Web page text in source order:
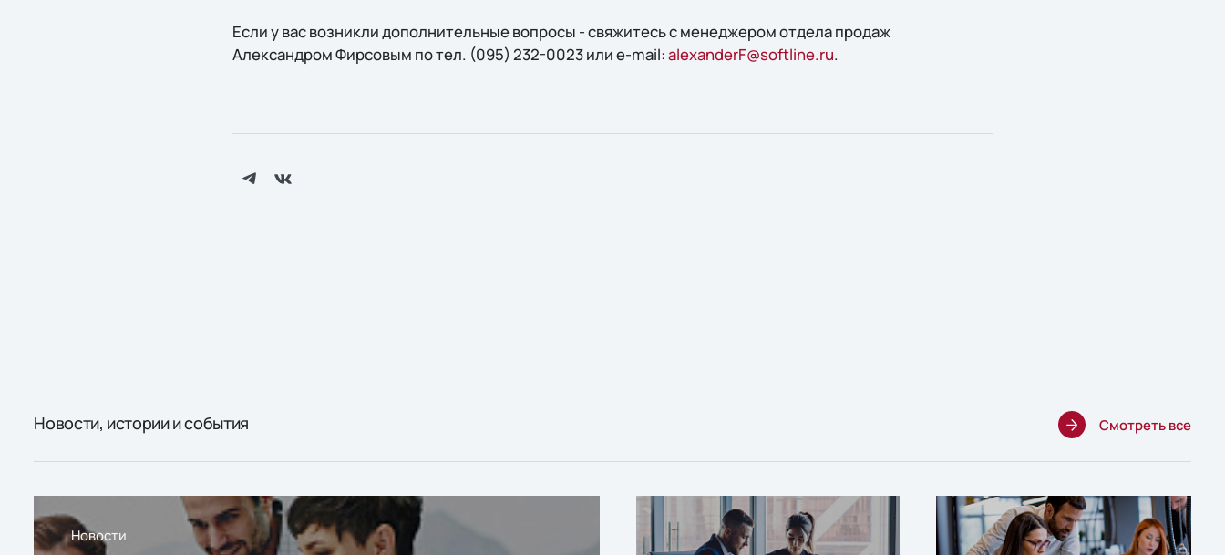
Если у вас возникли дополнительные вопросы - свяжитесь с менеджером отдела продаж
Александром Фирсовым по тел. (095) 232-0023 или e-mail:alexanderF@softline.ru.
Новости, истории и события Смотреть все
Новости